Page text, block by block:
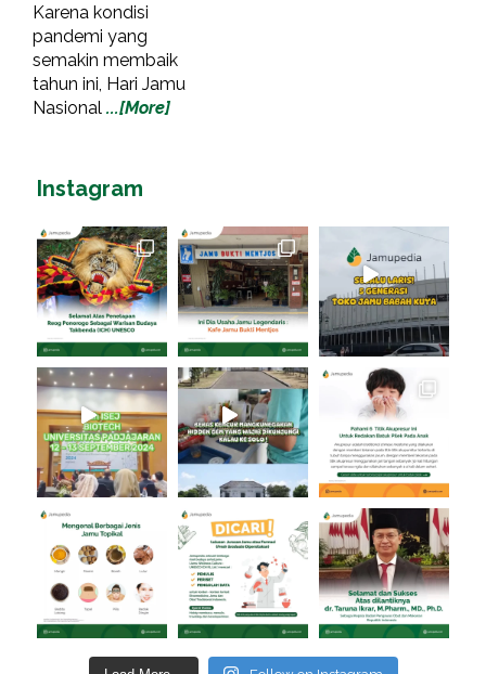
Karena kondisi
pandemi yang
semakin membaik
tahun ini, Hari Jamu
Nasional ...[More]
Instagram